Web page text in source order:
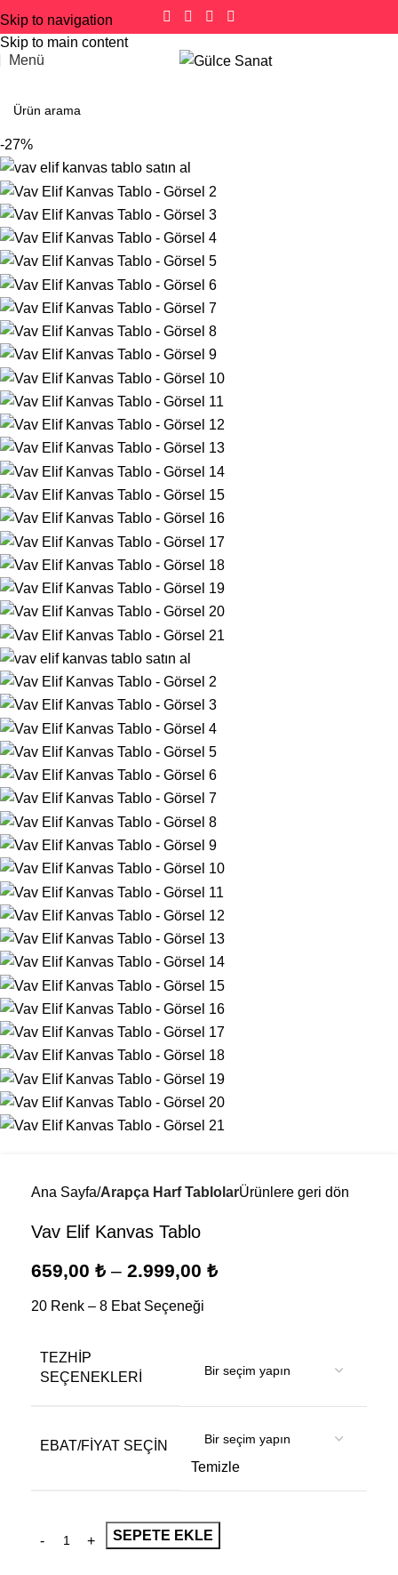
Skip to navigation
Skip to main content
Menü
-27%
Ana Sayfa Arapça Harf TablolarÜrünlere geri dön
Vav Elif Kanvas Tablo
659,00 ₺ – 2.999,00 ₺
20 Renk – 8 Ebat Seçeneği
TEZHIP
SEÇENEKLERI
EBAT/FİYAT SEÇİN
Temizle
SEPETE EKLE